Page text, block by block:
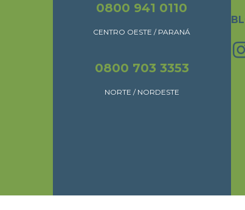
0800 941 0110
CENTRO OESTE / PARANÁ
0800 703 3353
NORTE / NORDESTE